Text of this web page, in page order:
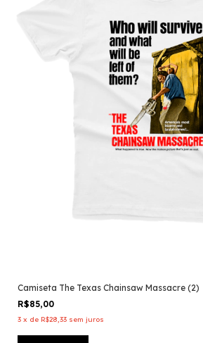
Camiseta The Texas Chainsaw Massacre (2)
R$85,00
3 x de R$28,33 sem juros